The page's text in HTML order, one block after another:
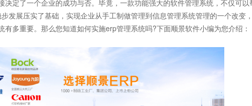
定了一个企业的成功与否。毕竟，一款功能强大的软件管理系统，不仅可以
发展压实了基础，实现企业从手工制做管理到信息管理系统管理的一个改变
多重要。那么您知道如何实施erp管理系统吗?下面顺景软件小编为您介绍：